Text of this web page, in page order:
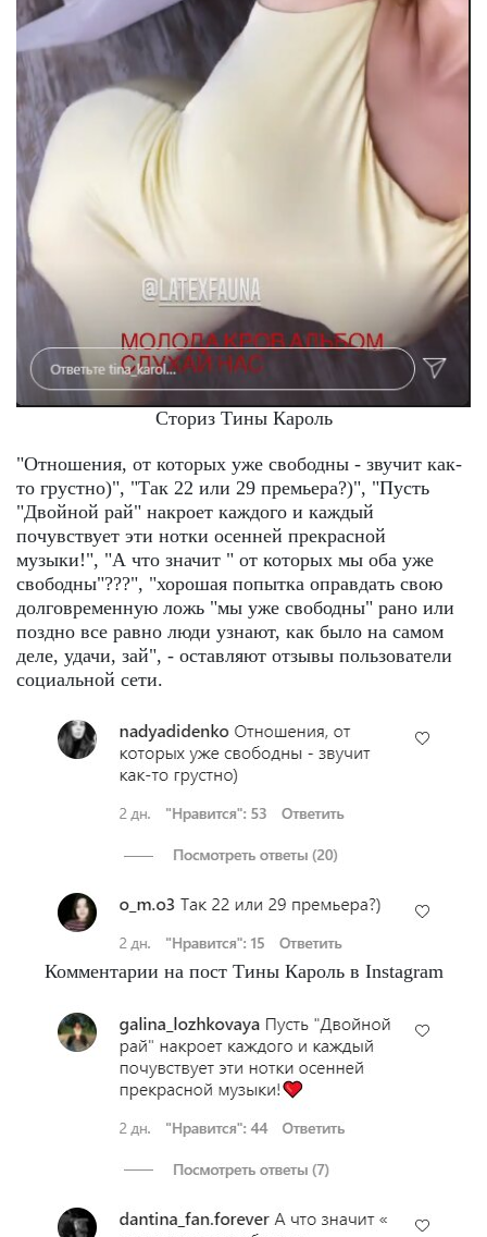
Сториз Тины Кароль
"Отношения, от которых уже свободны - звучит как-
то грустно)", "Так 22 или 29 премьера?)", "Пусть
"Двойной рай" накроет каждого и каждый
почувствует эти нотки осенней прекрасной
музыки!", "А что значит " от которых мы оба уже
свободны"???", "хорошая попытка оправдать свою
долговременную ложь "мы уже свободны" рано или
поздно все равно люди узнают, как было на самом
деле, удачи, зай", - оставляют отзывы пользователи
социальной сети.
Комментарии на пост Тины Кароль в Instagram